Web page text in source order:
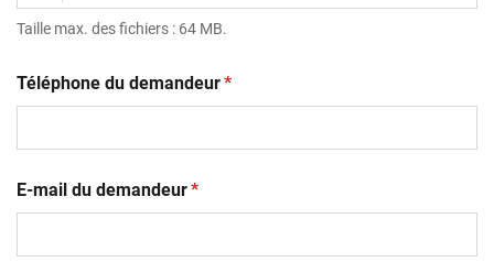
Taille max. des fichiers : 64 MB.
Téléphone du demandeur(obligatoire)
*
E-mail du demandeur(obligatoire)
*